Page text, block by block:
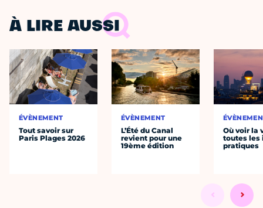
À LIRE AUSSI
ÉVÈNEMENT
Tout savoir sur
Paris Plages 2026
ÉVÈNEMENT
L’Été du Canal
revient pour une
19ème édition
Où voir la
toutes les
pratiques